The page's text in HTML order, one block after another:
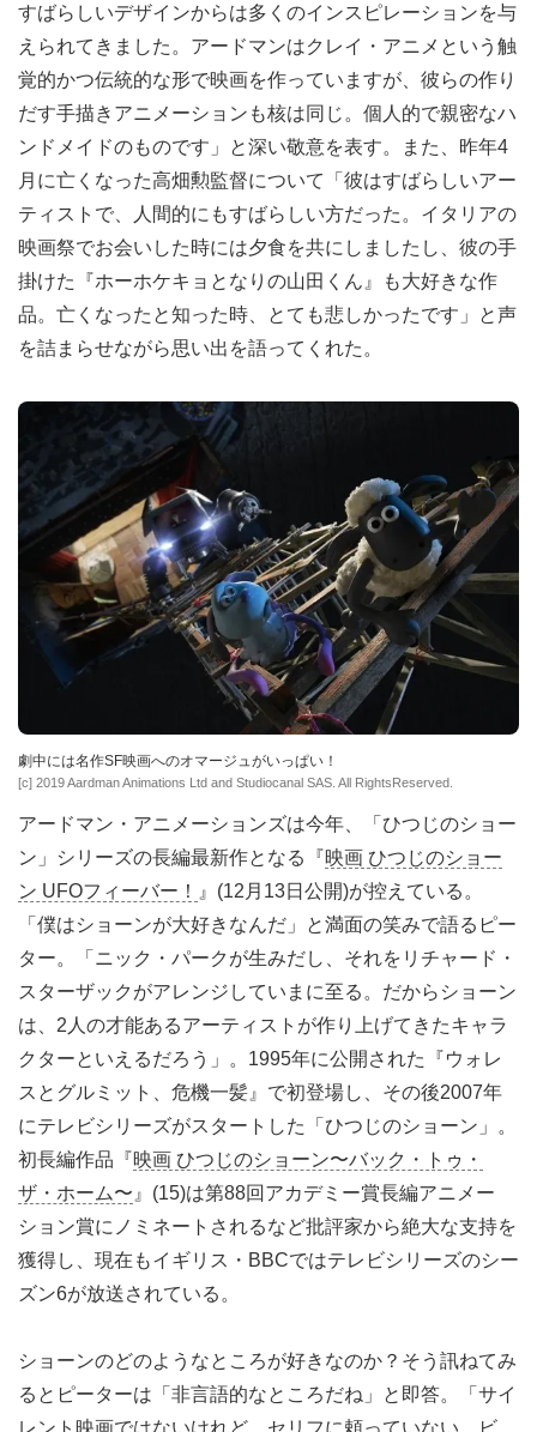
すばらしいデザインからは多くのインスピレーションを与
えられてきました。アードマンはクレイ・アニメという触
覚的かつ伝統的な形で映画を作っていますが、彼らの作り
だす手描きアニメーションも核は同じ。個人的で親密なハ
ンドメイドのものです」と深い敬意を表す。また、昨年4
月に亡くなった高畑勲監督について「彼はすばらしいアー
ティストで、人間的にもすばらしい方だった。イタリアの
映画祭でお会いした時には夕食を共にしましたし、彼の手
掛けた『ホーホケキョとなりの山田くん』も大好きな作
品。亡くなったと知った時、とても悲しかったです」と声
を詰まらせながら思い出を語ってくれた。
劇中には名作SF映画へのオマージュがいっぱい！
[c] 2019 Aardman Animations Ltd and Studiocanal SAS. All RightsReserved.
アードマン・アニメーションズは今年、「ひつじのショー
ン」シリーズの長編最新作となる『 映画 ひつじのショー
ン UFOフィーバー！ 』(12月13日公開)が控えている。
「僕はショーンが大好きなんだ」と満面の笑みで語るピー
ター。「ニック・パークが生みだし、それをリチャード・
スターザックがアレンジしていまに至る。だからショーン
は、2人の才能あるアーティストが作り上げてきたキャラ
クターといえるだろう」。1995年に公開された『ウォレ
スとグルミット、危機一髪』で初登場し、その後2007年
にテレビシリーズがスタートした「ひつじのショーン」。
初長編作品『 映画 ひつじのショーン〜バック・トゥ・
ザ・ホーム〜』(15)は第88回アカデミー賞長編アニメー
ション賞にノミネートされるなど批評家から絶大な支持を
獲得し、現在もイギリス・BBCではテレビシリーズのシー
ズン6が放送されている。
ショーンのどのようなところが好きなのか？そう訊ねてみ
るとピーターは「非言語的なところだね」と即答。「サイ